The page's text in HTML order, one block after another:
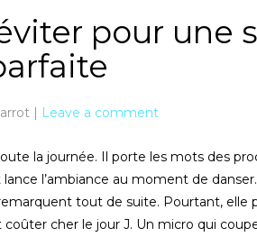
pour une
| Leave a comment
la journée. Il porte les mots des
l’ambiance au moment de
tout de suite. Pourtant, elle
coûter cher le jour J. Un micro qui